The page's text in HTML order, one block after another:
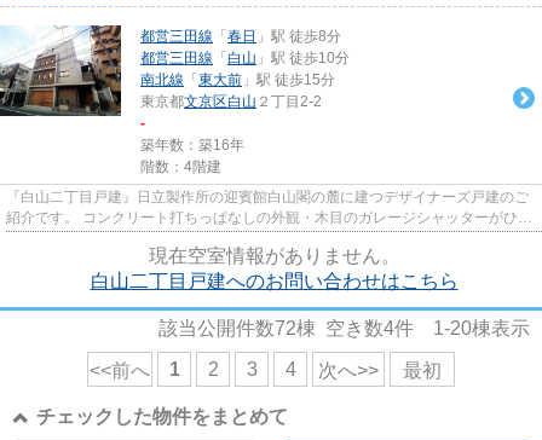
都営三田線 「 春日 」駅 徒歩8分
都営三田線 「 白山 」駅 徒歩10分
南北線 「 東大前 」駅 徒歩15分
東京都文京区白山 ２丁目2-2
-
築年数：築16年
階数：4階建
『白山二丁目戸建』日立製作所の迎賓館白山閣の麓に建つデザイナーズ戸建のご
紹介です。 コンクリート打ちっぱなしの外観・木目のガレージシャッターがひと
現在空室情報がありません。
白山二丁目戸建へのお問い合わせはこちら
該当公開件数72棟 空き数4件 1-20棟表示
<<前へ 1 2 3 4 次へ>> 最初
チェックした物件をまとめて